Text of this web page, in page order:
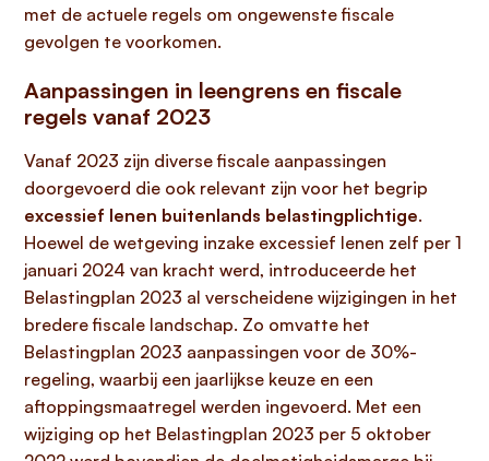
met de actuele regels om ongewenste fiscale
gevolgen te voorkomen.
Aanpassingen in leengrens en fiscale
regels vanaf 2023
Vanaf 2023 zijn diverse fiscale aanpassingen
doorgevoerd die ook relevant zijn voor het begrip
excessief lenen buitenlands belastingplichtige.
Hoewel de wetgeving inzake excessief lenen zelf per 1
januari 2024 van kracht werd, introduceerde het
Belastingplan 2023 al verscheidene wijzigingen in het
bredere fiscale landschap. Zo omvatte het
Belastingplan 2023 aanpassingen voor de 30%-
regeling, waarbij een jaarlijkse keuze en een
aftoppingsmaatregel werden ingevoerd. Met een
wijziging op het Belastingplan 2023 per 5 oktober